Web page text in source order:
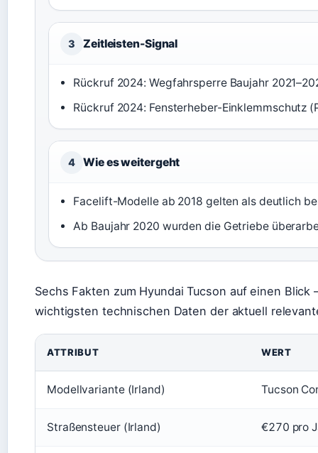
3 Zeitleisten-Signal
Rückruf 2024: Wegfahrsperre Baujahr
Rückruf 2024: Fensterheber-Einklemmschutz
4 Wie es weitergeht
Facelift-Modelle ab 2018 gelten als deutlich
Ab Baujahr 2020 wurden die Getriebe
Sechs Fakten zum Hyundai Tucson auf einen
wichtigsten technischen Daten der aktuell
ATTRIBUT WERT
Modellvariante (Irland) Tucson
Straßensteuer (Irland) €270 pro